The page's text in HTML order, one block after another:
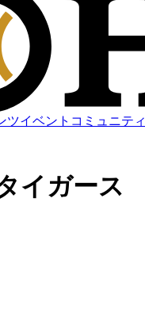
ツイベント コミュニティ
イガース